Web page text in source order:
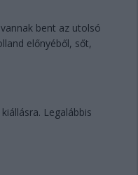
bent az utolsó
előnyéből, sőt,
Legalábbis